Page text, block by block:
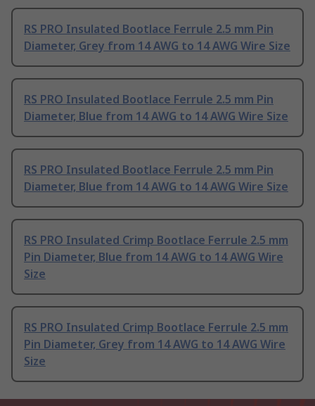
RS PRO Insulated Bootlace Ferrule 2.5 mm Pin
Diameter, Grey from 14 AWG to 14 AWG Wire Size
RS PRO Insulated Bootlace Ferrule 2.5 mm Pin
Diameter, Blue from 14 AWG to 14 AWG Wire Size
RS PRO Insulated Bootlace Ferrule 2.5 mm Pin
Diameter, Blue from 14 AWG to 14 AWG Wire Size
RS PRO Insulated Crimp Bootlace Ferrule 2.5 mm
Pin Diameter, Blue from 14 AWG to 14 AWG Wire
Size
RS PRO Insulated Crimp Bootlace Ferrule 2.5 mm
Pin Diameter, Grey from 14 AWG to 14 AWG Wire
Size